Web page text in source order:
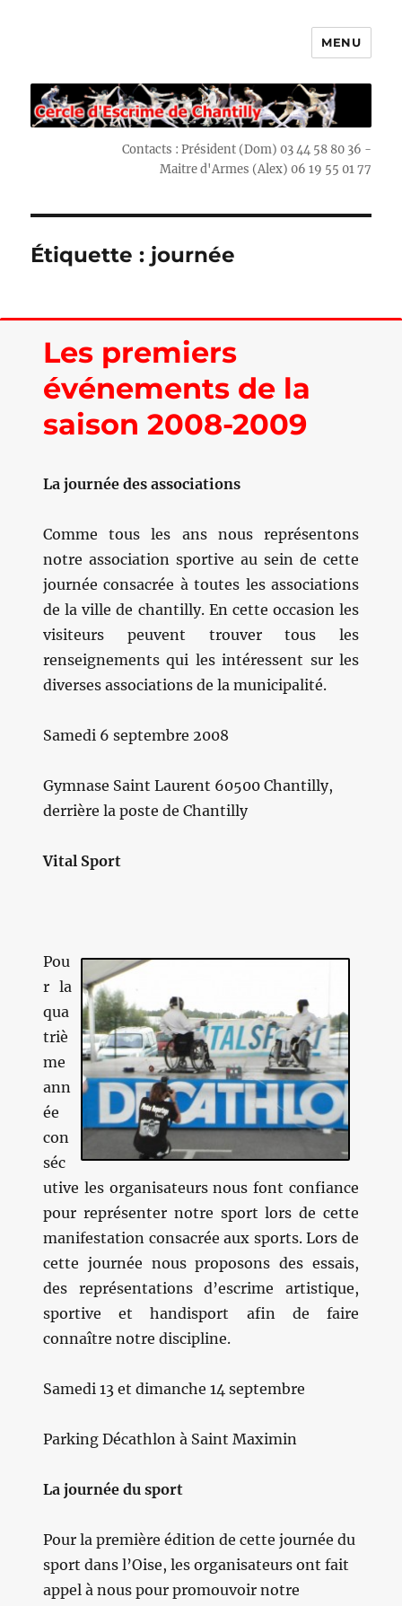
MENU
Contacts : Président (Dom) 03 44 58 80 36 -
Maitre d'Armes (Alex) 06 19 55 01 77
Étiquette : journée
Les premiers
événements de la
saison 2008-2009
La journée des associations
Comme tous les ans nous représentons
notre association sportive au sein de cette
journée consacrée à toutes les associations
de la ville de chantilly. En cette occasion les
visiteurs peuvent trouver tous les
renseignements qui les intéressent sur les
diverses associations de la municipalité.
Samedi 6 septembre 2008
Gymnase Saint Laurent 60500 Chantilly,
derrière la poste de Chantilly
Vital Sport
Pou
r la
qua
triè
me
ann
ée
con
séc
utive les organisateurs nous font confiance
pour représenter notre sport lors de cette
manifestation consacrée aux sports. Lors de
cette journée nous proposons des essais,
des représentations d’escrime artistique,
sportive et handisport afin de faire
connaître notre discipline.
Samedi 13 et dimanche 14 septembre
Parking Décathlon à Saint Maximin
La journée du sport
Pour la première édition de cette journée du
sport dans l’Oise, les organisateurs ont fait
appel à nous pour promouvoir notre